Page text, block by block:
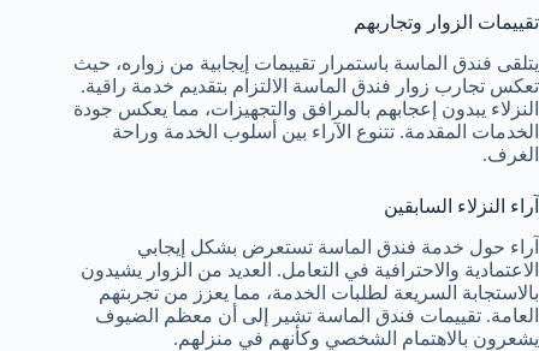
تقييمات الزوار وتجاربهم
يتلقى فندق الماسة باستمرار تقييمات إيجابية من زواره، حيث
تعكس تجارب زوار فندق الماسة الالتزام بتقديم خدمة راقية.
النزلاء يبدون إعجابهم بالمرافق والتجهيزات، مما يعكس جودة
الخدمات المقدمة. تتنوع الآراء بين أسلوب الخدمة وراحة
الغرف.
آراء النزلاء السابقين
آراء حول خدمة فندق الماسة تستعرض بشكل إيجابي
الاعتمادية والاحترافية في التعامل. العديد من الزوار يشيدون
بالاستجابة السريعة لطلبات الخدمة، مما يعزز من تجربتهم
العامة. تقييمات فندق الماسة تشير إلى أن معظم الضيوف
يشعرون بالاهتمام الشخصي وكأنهم في منزلهم.